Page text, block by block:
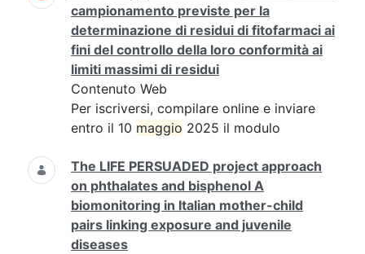
campionamento previste per la
determinazione di residui di fitofarmaci ai
fini del controllo della loro conformità ai
limiti massimi di residui
Contenuto Web
Per iscriversi, compilare online e inviare
entro il 10 maggio 2025 il modulo
The LIFE PERSUADED project approach
on phthalates and bisphenol A
biomonitoring in Italian mother-child
pairs linking exposure and juvenile
diseases